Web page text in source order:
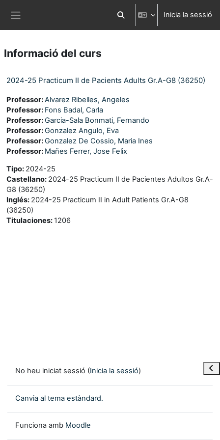
Commuta l'entrada de la cerca
Inicia la sessió
Informació del curs
2024-25 Practicum II de Pacients Adults Gr.A-G8 (36250)
Professor:Alvarez Ribelles, Angeles
Professor: Fons Badal, Carla
Professor:Garcia-Sala Bonmati, Fernando
Professor:Gonzalez Angulo, Eva
Professor:Gonzalez De Cossio, Maria Ines
Professor: Mañes Ferrer, Jose Felix
Tipo: 2024-25
Castellano: 2024-25 Practicum II de Pacientes Adultos Gr.A-
G8 (36250)
Inglés: 2024-25 Practicum II in Adult Patients Gr.A-G8
(36250)
Titulaciones: 1206
No heu iniciat sessió (Inicia la sessió)
Canvia al tema estàndard.
Funciona amb Moodle